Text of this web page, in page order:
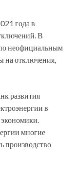
года в
В
неофициальным
на отключения,
развития
в
экономики.
многие
производство